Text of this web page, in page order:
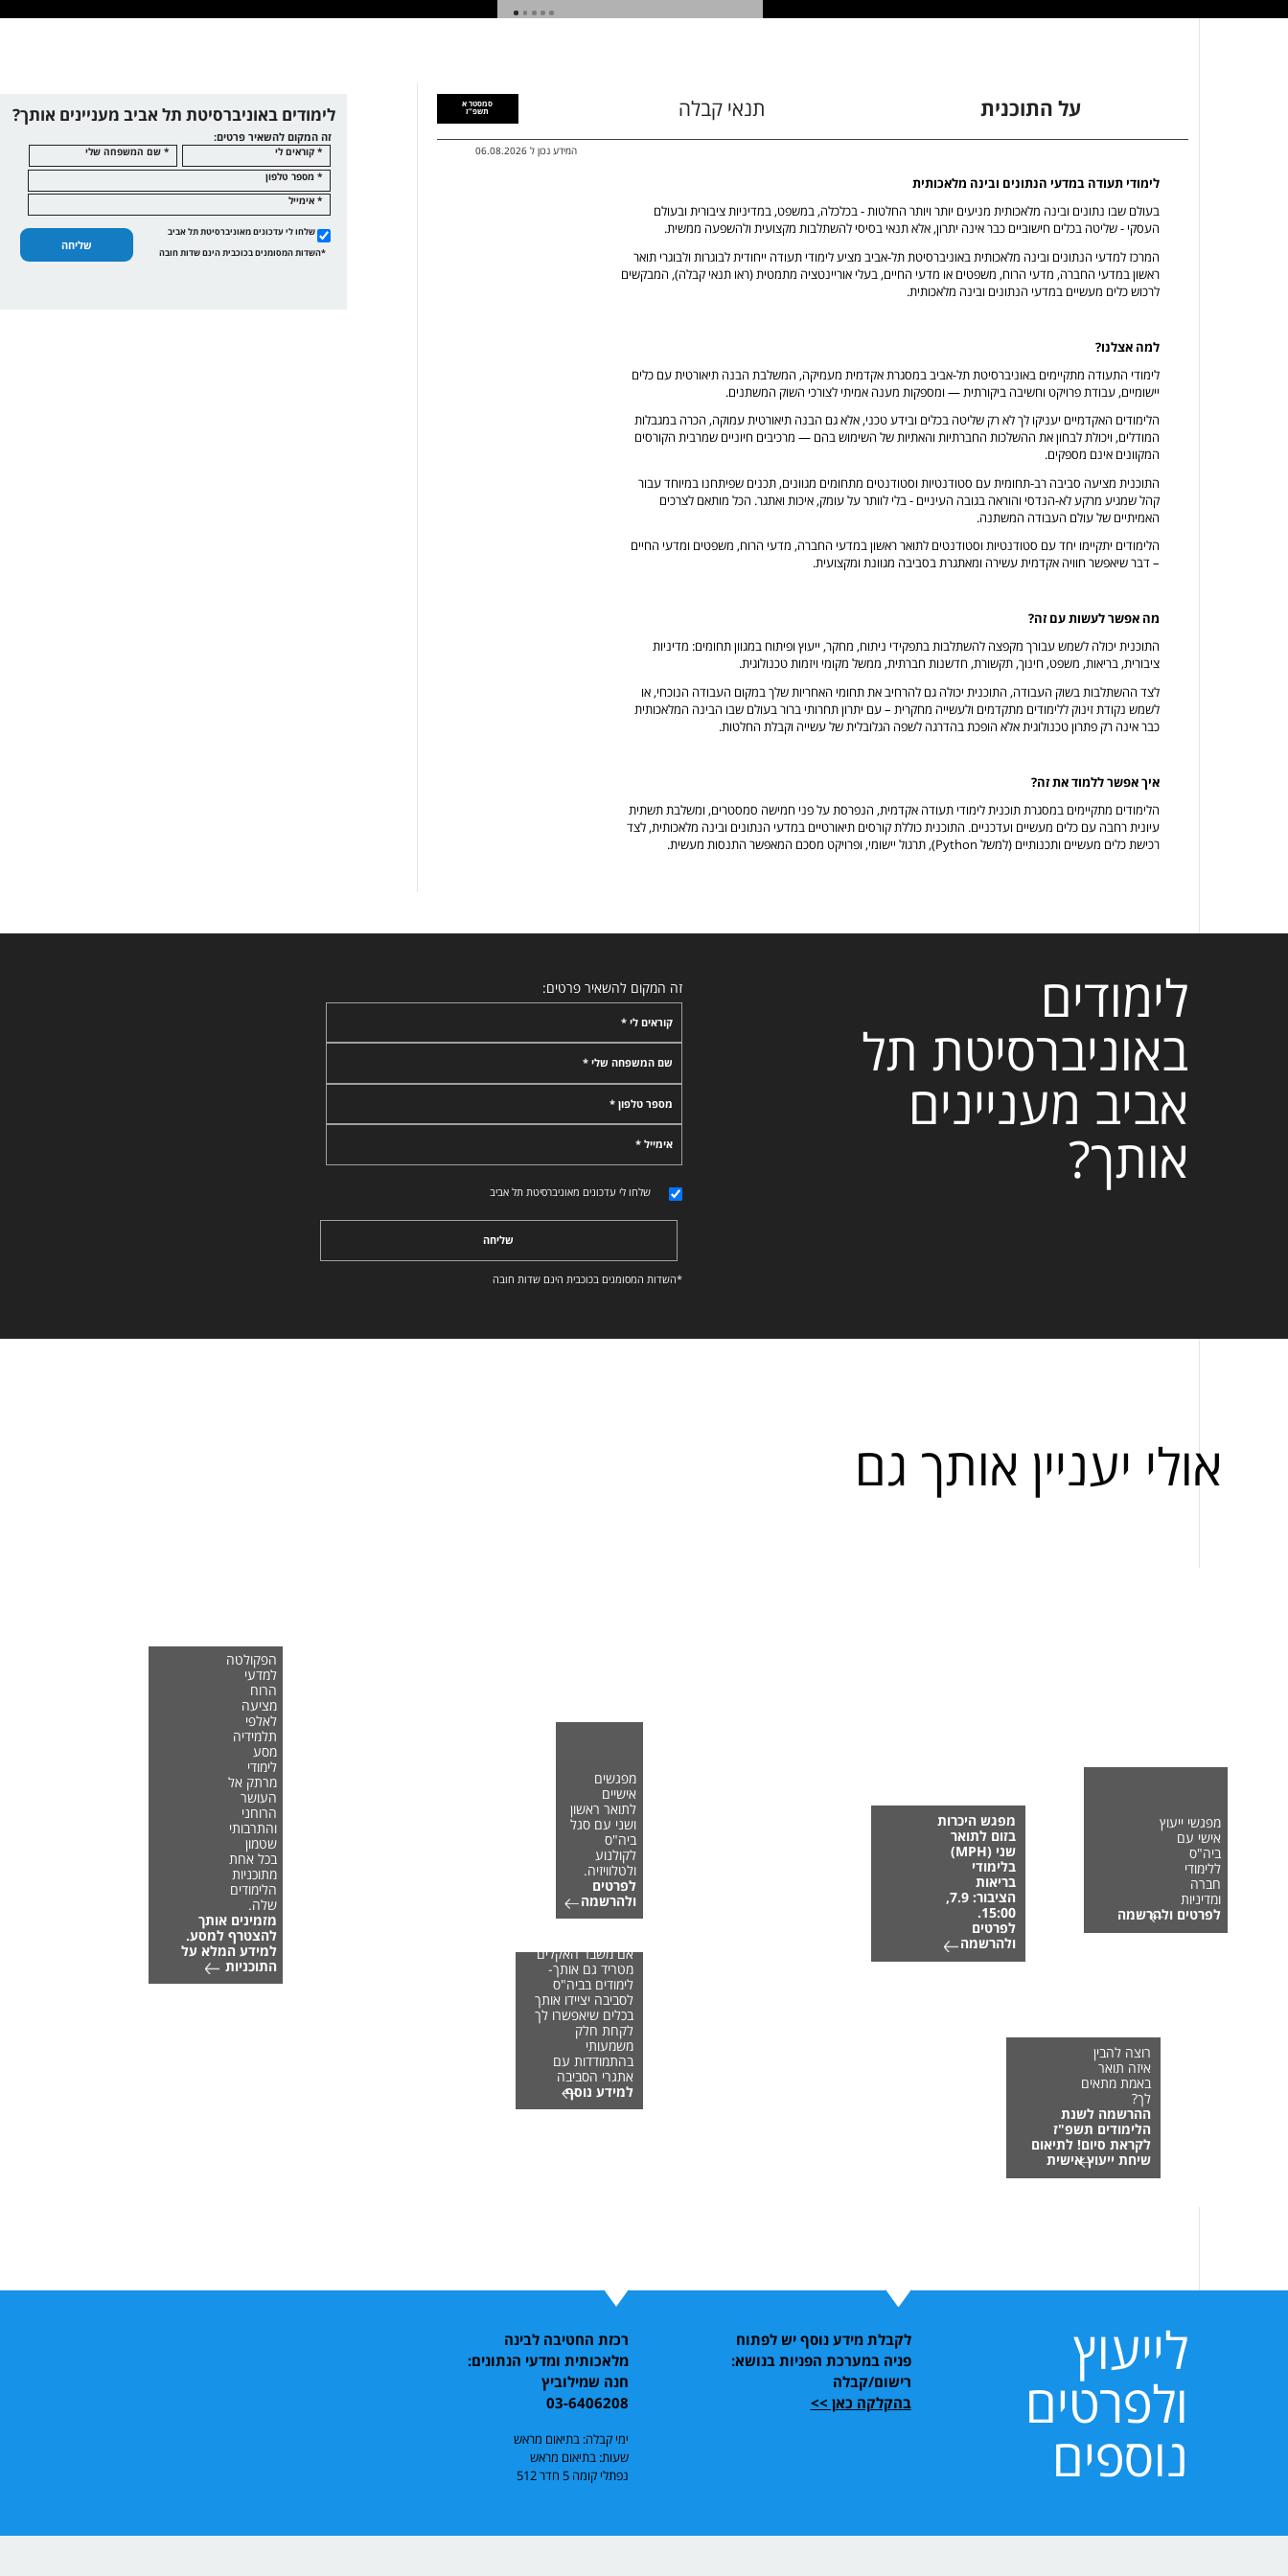
1 2 3 4 5
סמסטר א
תשפ"ז
המידע נכון ל 06.08.2026
על התוכנית תנאי קבלה
לימודי תעודה במדעי הנתונים ובינה מלאכותית
בעולם שבו נתונים ובינה מלאכותית מניעים יותר ויותר החלטות - בכלכלה, במשפט, במדיניות ציבורית ובעולם
העסקי - שליטה בכלים חישוביים כבר אינה יתרון, אלא תנאי בסיסי להשתלבות מקצועית ולהשפעה ממשית.
המרכז למדעי הנתונים ובינה מלאכותית באוניברסיטת תל-אביב מציע לימודי תעודה ייחודית לבוגרות ולבוגרי תואר
ראשון במדעי החברה, מדעי הרוח, משפטים או מדעי החיים, בעלי אוריינטציה מתמטית (ראו תנאי קבלה), המבקשים
לרכוש כלים מעשיים במדעי הנתונים ובינה מלאכותית.
למה אצלנו?
לימודי התעודה מתקיימים באוניברסיטת תל-אביב במסגרת אקדמית מעמיקה, המשלבת הבנה תיאורטית עם כלים
יישומיים, עבודת פרויקט וחשיבה ביקורתית — ומספקות מענה אמיתי לצורכי השוק המשתנים.
הלימודים האקדמיים יעניקו לך לא רק שליטה בכלים ובידע טכני, אלא גם הבנה תיאורטית עמוקה, הכרה במגבלות
המודלים, ויכולת לבחון את ההשלכות החברתיות והאתיות של השימוש בהם — מרכיבים חיוניים שמרבית הקורסים
המקוונים אינם מספקים.
התוכנית מציעה סביבה רב-תחומית עם סטודנטיות וסטודנטים מתחומים מגוונים, תכנים שפיתחנו במיוחד עבור
קהל שמגיע מרקע לא-הנדסי והוראה בגובה העיניים - בלי לוותר על עומק, איכות ואתגר. הכל מותאם לצרכים
האמיתיים של עולם העבודה המשתנה.
הלימודים יתקיימו יחד עם סטודנטיות וסטודנטים לתואר ראשון במדעי החברה, מדעי הרוח, משפטים ומדעי החיים
– דבר שיאפשר חוויה אקדמית עשירה ומאתגרת בסביבה מגוונת ומקצועית.
מה אפשר לעשות עם זה?
התוכנית יכולה לשמש עבורך מקפצה להשתלבות בתפקידי ניתוח, מחקר, ייעוץ ופיתוח במגוון תחומים: מדיניות
ציבורית, בריאות, משפט, חינוך, תקשורת, חדשנות חברתית, ממשל מקומי ויזמות טכנולוגית.
לצד ההשתלבות בשוק העבודה, התוכנית יכולה גם להרחיב את תחומי האחריות שלך במקום העבודה הנוכחי, או
לשמש נקודת זינוק ללימודים מתקדמים ולעשייה מחקרית – עם יתרון תחרותי ברור בעולם שבו הבינה המלאכותית
כבר אינה רק פתרון טכנולוגית אלא הופכת בהדרגה לשפה הגלובלית של עשייה וקבלת החלטות.
איך אפשר ללמוד את זה?
הלימודים מתקיימים במסגרת תוכנית לימודי תעודה אקדמית, הנפרסת על פני חמישה סמסטרים, ומשלבת תשתית
עיונית רחבה עם כלים מעשיים ועדכניים. התוכנית כוללת קורסים תיאורטיים במדעי הנתונים ובינה מלאכותית, לצד
רכישת כלים מעשיים ותכנותיים (למשל Python), תרגול יישומי, ופרויקט מסכם המאפשר התנסות מעשית.
לימודים באוניברסיטת תל אביב מעניינים אותך?
זה המקום להשאיר פרטים:
* קוראים לי
* שם המשפחה שלי
* מספר טלפון
* אימייל
שלחו לי עדכונים מאוניברסיטת תל אביב
שליחה
*השדות המסומנים בכוכבית הינם שדות חובה
לימודים
באוניברסיטת תל
אביב מעניינים
אותך?
זה המקום להשאיר פרטים:
קוראים לי *
שם המשפחה שלי *
מספר טלפון *
אימייל *
שלחו לי עדכונים מאוניברסיטת תל אביב
שליחה
*השדות המסומנים בכוכבית הינם שדות חובה
אולי יעניין אותך גם
הפקולטה
למדעי
הרוח
מציעה
לאלפי
תלמידיה
מסע
לימודי
מרתק אל
העושר
הרוחני
והתרבותי
שטמון
בכל אחת
מתוכניות
הלימודים
שלה.
מזמינים אותך
להצטרף למסע.
למידע המלא על
התוכניות
מפגשים
אישיים
לתואר ראשון
ושני עם סגל
ביה"ס
לקולנוע
ולטלוויזיה.
לפרטים
ולהרשמה
מפגשי ייעוץ
אישי עם
ביה"ס
ללימודי
חברה
ומדיניות
לפרטים ולהרשמה
מפגש היכרות
בזום לתואר
שני (MPH)
בלימודי
בריאות
הציבור: 7.9,
15:00.
לפרטים
ולהרשמה
אם משבר האקלים
מטריד גם אותך-
לימודים בביה"ס
לסביבה יציידו אותך
בכלים שיאפשרו לך
לקחת חלק
משמעותי
בהתמודדות עם
אתגרי הסביבה
למידע נוסף
רוצה להבין
איזה תואר
באמת מתאים
לך?
ההרשמה לשנת
הלימודים תשפ"ז
לקראת סיום! לתיאום
שיחת ייעוץ אישית
לייעוץ
ולפרטים
נוספים
לקבלת מידע נוסף יש לפתוח
פניה במערכת הפניות בנושא:
רישום/קבלה
בהקלקה כאן >>
רכזת החטיבה לבינה
מלאכותית ומדעי הנתונים:
חנה שמילוביץ
03-6406208
ימי קבלה: בתיאום מראש
שעות: בתיאום מראש
נפתלי קומה 5 חדר 512